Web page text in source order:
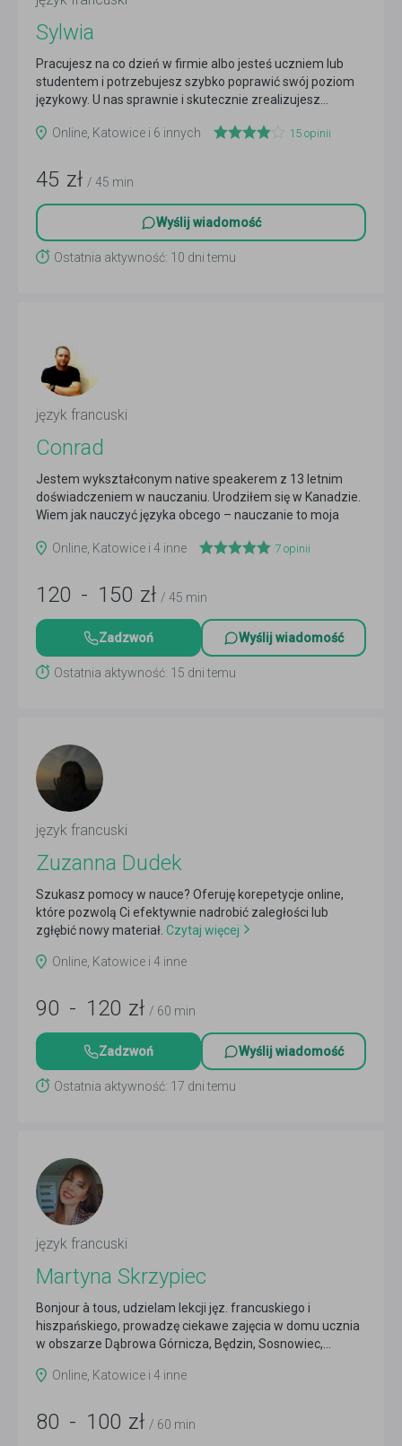
Sylwia
Pracujesz na co dzień w firmie albo jesteś uczniem lub
studentem i potrzebujesz szybko poprawić swój poziom
językowy. U nas sprawnie i skutecznie zrealizujesz...
Online, Katowice i 6 innych
15 opinii
45 zł / 45 min
Wyślij wiadomość
Ostatnia aktywność: 10 dni temu
język francuski
Conrad
Jestem wykształconym native speakerem z 13 letnim
doświadczeniem w nauczaniu. Urodziłem się w Kanadzie.
Wiem jak nauczyć języka obcego – nauczanie to moja
Online, Katowice i 4 inne
7 opinii
120 - 150 zł / 45 min
Zadzwoń Wyślij wiadomość
Ostatnia aktywność: 15 dni temu
język francuski
Zuzanna Dudek
Szukasz pomocy w nauce? Oferuję korepetycje online,
które pozwolą Ci efektywnie nadrobić zaległości lub
zgłębić nowy materiał. Czytaj więcej
Online, Katowice i 4 inne
90 - 120 zł / 60 min
Zadzwoń Wyślij wiadomość
Ostatnia aktywność: 17 dni temu
język francuski
Martyna Skrzypiec
Bonjour à tous, udzielam lekcji jęz. francuskiego i
hiszpańskiego, prowadzę ciekawe zajęcia w domu ucznia
w obszarze Dąbrowa Górnicza, Będzin, Sosnowiec,...
Online, Katowice i 4 inne
80 - 100 zł / 60 min